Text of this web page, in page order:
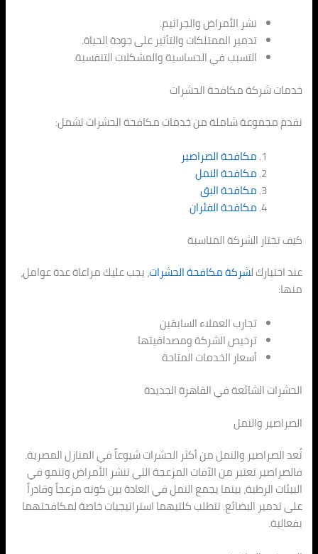
نشر الأمراض والجراثيم.
تدمير الممتلكات والتأثير على جودة الحياة.
التسبب في الحساسية والمشكلات التنفسية.
خدمات شركة مكافحة الحشرات
نقدم مجموعة شاملة من خدمات مكافحة الحشرات تشمل:
مكافحة الصراصير
مكافحة النمل
مكافحة البق
مكافحة الفئران
كيف تختار الشركة المناسبة
عند اختيارك لشركة مكافحة الحشرات، يجب عليك مراعاة عدة عوامل،
منها:
تجارب العملاء السابقين
ترخيص الشركة ومصداقيتها
أسعار الخدمات المتاحة
الحشرات الشائعة في القاهرة الجديدة
الصراصير والنمل
تُعد الصراصير والنمل من أكثر الحشرات شيوعاً في المنازل المصرية.
فالصراصير تعتبر من الآفات المزعجة التي تنشر الأمراض وتنمو في
البيئات الرطبة، بينما يجمع النمل في العادة بين كونه مزعجاً وقادراً
على تدمير البضائع. تتطلب كلتيهما استراتيجيات خاصة لمكافحتهما
بفعالية.